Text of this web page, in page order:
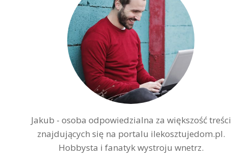
Jakub - osoba odpowiedzialna za większość treści
znajdujących się na portalu ilekosztujedom.pl.
Hobbysta i fanatyk wystroju wnetrz.